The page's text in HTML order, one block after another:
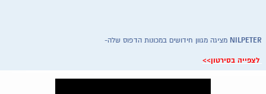
NILPETER מציגה מגוון חידושים במכונות הדפוס שלה-
לצפייה בסירטון>>